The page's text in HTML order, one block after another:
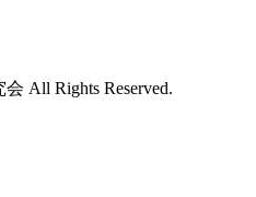
All Rights Reserved.